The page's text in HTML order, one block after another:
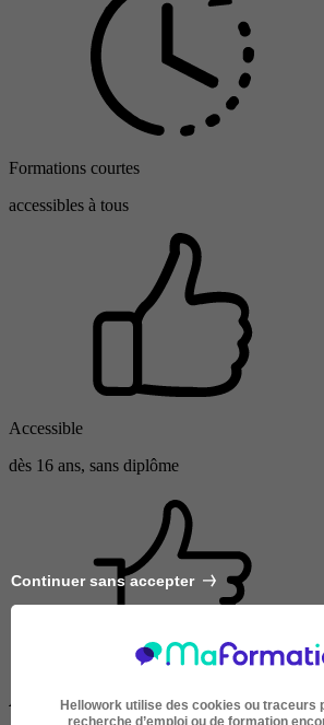
Formations courtes
accessibles à tous
Accessible
dès 16 ans, sans diplôme
Avis
Continuer sans accepter
Hellowork utilise des cookies ou traceurs
recherche d’emploi ou de formation